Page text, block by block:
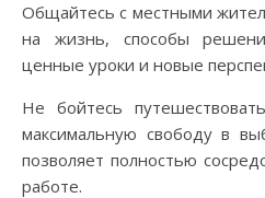
Общайтесь с местными
на жизнь, способы
ценные уроки и новые
Не бойтесь
максимальную свободу в
позволяет полностью
работе.